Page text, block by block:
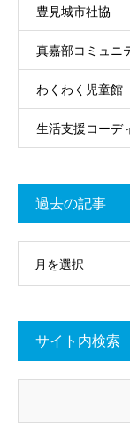
豊見城市社協
真嘉部コミュニ
わくわく児童館
生活支援コーデ
過去の記事
月を選択
サイト内検索